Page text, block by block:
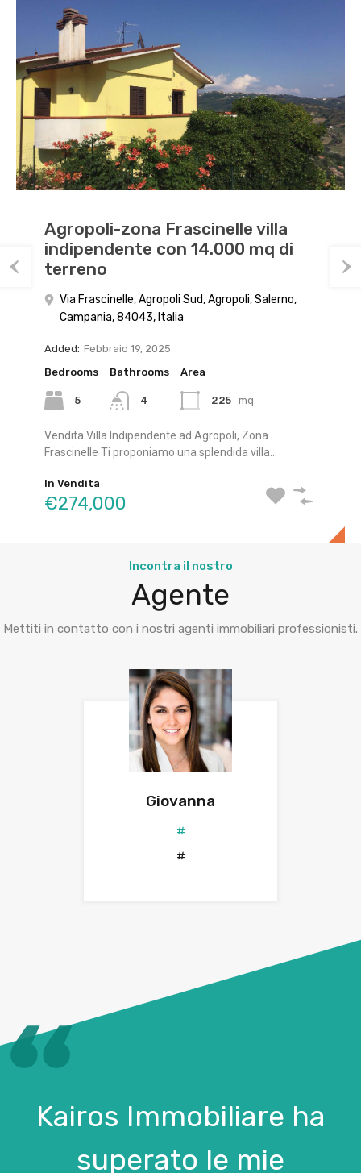
Agropoli-zona Frascinelle villa
indipendente con 14.000 mq di
terreno
Via Frascinelle, Agropoli Sud, Agropoli, Salerno,
Campania, 84043, Italia
Added: Febbraio 19, 2025
Bedrooms
5
Bathrooms
4
Area
225 mq
Vendita Villa Indipendente ad Agropoli, Zona
Frascinelle Ti proponiamo una splendida villa…
In Vendita
€274,000
Casal Velino, bivio di Acquavella,
soluzione con ingresso
indipendente
Bivio di Acquavella, Casal Velino, Salerno,
Campania, Italia
Added: Dicembre 29, 2025
Bedrooms
4
Bathrooms
2
Area
110 mq
Casal Velino – Bivio di Acquavella | Soluzione
indipendente su due livelli…
In Vendita
€165,000
Cicerale, palazzina di circa 270
mq, da ristrutturare
Cicerale, Salerno, Campania, 84053, Italia
Added:
Febbraio 5, 2026
Cicerale, nel centro del paese, con vista panoramica
sulla diga Alento, proponiamo…
In Vendita
€125,000
Incontra il nostro
Agente
Mettiti in contatto con i nostri agenti immobiliari professionisti.
Giovanna
#
#
Kairos Immobiliare ha
superato le mie